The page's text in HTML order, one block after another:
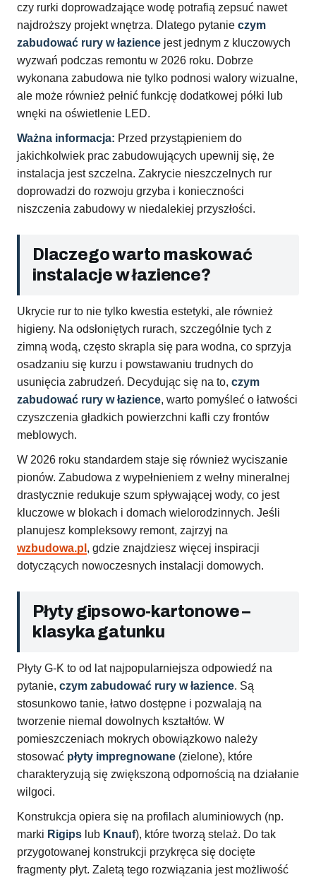
czy rurki doprowadzające wodę potrafią zepsuć nawet
najdroższy projekt wnętrza. Dlatego pytanie czym
zabudować rury w łazience jest jednym z kluczowych
wyzwań podczas remontu w 2026 roku. Dobrze
wykonana zabudowa nie tylko podnosi walory wizualne,
ale może również pełnić funkcję dodatkowej półki lub
wnęki na oświetlenie LED.
Ważna informacja: Przed przystąpieniem do
jakichkolwiek prac zabudowujących upewnij się, że
instalacja jest szczelna. Zakrycie nieszczelnych rur
doprowadzi do rozwoju grzyba i konieczności
niszczenia zabudowy w niedalekiej przyszłości.
Dlaczego warto maskować
instalacje w łazience?
Ukrycie rur to nie tylko kwestia estetyki, ale również
higieny. Na odsłoniętych rurach, szczególnie tych z
zimną wodą, często skrapla się para wodna, co sprzyja
osadzaniu się kurzu i powstawaniu trudnych do
usunięcia zabrudzeń. Decydując się na to, czym
zabudować rury w łazience, warto pomyśleć o łatwości
czyszczenia gładkich powierzchni kafli czy frontów
meblowych.
W 2026 roku standardem staje się również wyciszanie
pionów. Zabudowa z wypełnieniem z wełny mineralnej
drastycznie redukuje szum spływającej wody, co jest
kluczowe w blokach i domach wielorodzinnych. Jeśli
planujesz kompleksowy remont, zajrzyj na
wzbudowa.pl , gdzie znajdziesz więcej inspiracji
dotyczących nowoczesnych instalacji domowych.
Płyty gipsowo-kartonowe –
klasyka gatunku
Płyty G-K to od lat najpopularniejsza odpowiedź na
pytanie, czym zabudować rury w łazience. Są
stosunkowo tanie, łatwo dostępne i pozwalają na
tworzenie niemal dowolnych kształtów. W
pomieszczeniach mokrych obowiązkowo należy
stosować płyty impregnowane (zielone), które
charakteryzują się zwiększoną odpornością na działanie
wilgoci.
Konstrukcja opiera się na profilach aluminiowych (np.
marki Rigips lub Knauf), które tworzą stelaż. Do tak
przygotowanej konstrukcji przykręca się docięte
fragmenty płyt. Zaletą tego rozwiązania jest możliwość